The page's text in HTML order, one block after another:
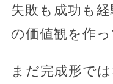
失敗も成功も
の価値観を作
まだ完成形で